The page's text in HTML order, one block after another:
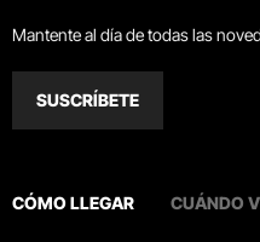
Mantente al día de todas las
SUSCRÍBETE
CÓMO LLEGAR CUÁNDO